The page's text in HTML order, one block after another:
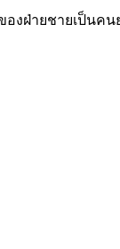
ฝ่ายชายเป็นคน